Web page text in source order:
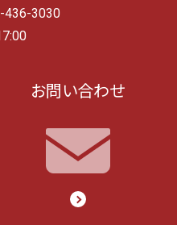
436-3030
お問い合わせ